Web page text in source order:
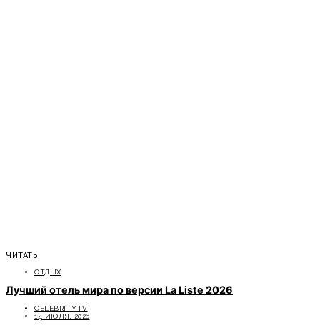
ЧИТАТЬ
ОТДЫХ
Лучший отель мира по версии La Liste 2026
CELEBRITYTV
14 ИЮЛЯ, 2026